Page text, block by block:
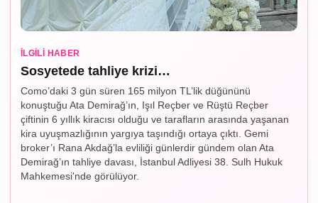
İLGILI HABER
Sosyetede tahliye krizi…
Como’daki 3 gün süren 165 milyon TL’lik düğününü
konuştuğu Ata Demirağ’ın, Işıl Reçber ve Rüştü Reçber
çiftinin 6 yıllık kiracısı olduğu ve tarafların arasında yaşanan
kira uyuşmazlığının yargıya taşındığı ortaya çıktı. Gemi
broker’ı Rana Akdağ’la evliliği günlerdir gündem olan Ata
Demirağ’ın tahliye davası, İstanbul Adliyesi 38. Sulh Hukuk
Mahkemesi'nde görülüyor.